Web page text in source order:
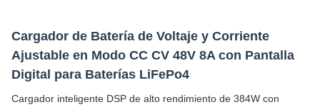
Cargador de Batería de Voltaje y Corriente
Ajustable en Modo CC CV 48V 8A con Pantalla
Digital para Baterías LiFePo4
Cargador inteligente DSP de alto rendimiento de 384W con